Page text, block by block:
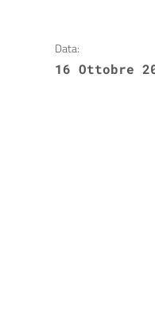
Data:
16 Ottobre